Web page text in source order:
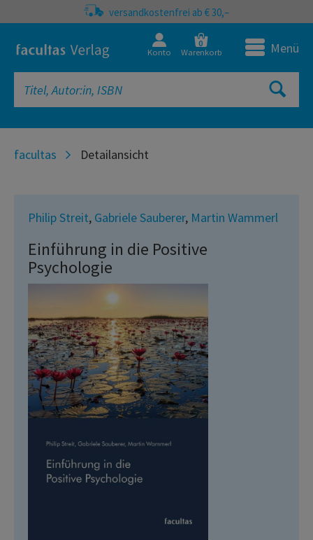
versandkostenfrei ab € 30,–
Konto
0
Warenkorb Menü
facultas Detailansicht
Philip Streit, Gabriele Sauberer, Martin Wammerl
Einführung in die Positive
Psychologie